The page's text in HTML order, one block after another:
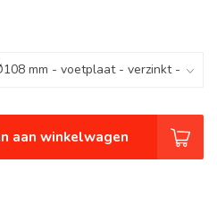
aan winkelwagen